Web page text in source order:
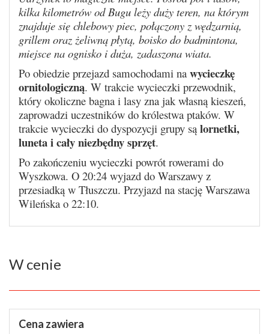
kilka kilometrów od Bugu leży duży teren, na którym
znajduje się chlebowy piec, połączony z wędzarnią,
grillem oraz żeliwną płytą, boisko do badmintona,
miejsce na ognisko i duża, zadaszona wiata.
Po obiedzie przejazd samochodami na wycieczkę
ornitologiczną. W trakcie wycieczki przewodnik,
który okoliczne bagna i lasy zna jak własną kieszeń,
zaprowadzi uczestników do królestwa ptaków. W
trakcie wycieczki do dyspozycji grupy są lornetki,
luneta i cały niezbędny sprzęt.
Po zakończeniu wycieczki powrót rowerami do
Wyszkowa. O 20:24 wyjazd do Warszawy z
przesiadką w Tłuszczu. Przyjazd na stację Warszawa
Wileńska o 22:10.
W cenie
Cena zawiera